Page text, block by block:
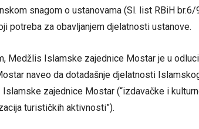
snagom o ustanovama (Sl. list RBiH
potreba za obavljanjem djelatnosti ustanove.
Medžlis Islamske zajednice Mostar je u
naveo da dotadašnje djelatnosti
zajednice Mostar (“izdavačke i
turističkih aktivnosti”).